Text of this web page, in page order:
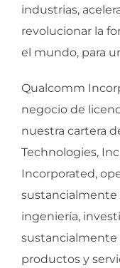
industrias,
revolucionar la
el mundo, para
Qualcomm
negocio de
nuestra cartera
Technologies,
Incorporated,
sustancialmente
ingeniería,
sustancialmente
productos y